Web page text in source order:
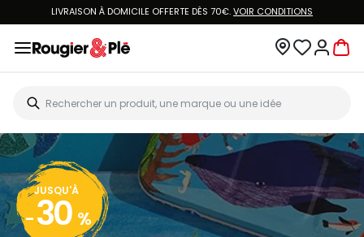
LIVRAISON À DOMICILE OFFERTE DÈS 70€.VOIR CONDITIONS
JUSQU'À
- 30 %